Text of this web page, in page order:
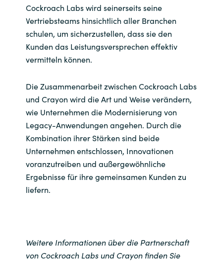
Cockroach Labs wird seinerseits seine
Vertriebsteams hinsichtlich aller Branchen
schulen, um sicherzustellen, dass sie den
Kunden das Leistungsversprechen effektiv
vermitteln können.
Die Zusammenarbeit zwischen Cockroach Labs
und Crayon wird die Art und Weise verändern,
wie Unternehmen die Modernisierung von
Legacy-Anwendungen angehen. Durch die
Kombination ihrer Stärken sind beide
Unternehmen entschlossen, Innovationen
voranzutreiben und außergewöhnliche
Ergebnisse für ihre gemeinsamen Kunden zu
liefern.
Weitere Informationen über die Partnerschaft
von Cockroach Labs und Crayon finden Sie